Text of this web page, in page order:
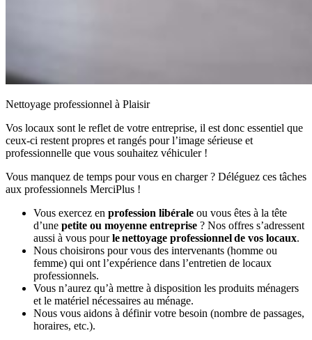
Nettoyage professionnel à Plaisir
Vos locaux sont le reflet de votre entreprise, il est donc essentiel que
ceux-ci restent propres et rangés pour l’image sérieuse et
professionnelle que vous souhaitez véhiculer !
Vous manquez de temps pour vous en charger ? Déléguez ces tâches
aux professionnels MerciPlus !
Vous exercez en profession libérale ou vous êtes à la tête
d’une petite ou moyenne entreprise ? Nos offres s’adressent
aussi à vous pourle nettoyage professionnel de vos locaux.
Nous choisirons pour vous des intervenants (homme ou
femme) qui ont l’expérience dans l’entretien de locaux
professionnels.
Vous n’aurez qu’à mettre à disposition les produits ménagers
et le matériel nécessaires au ménage.
Nous vous aidons à définir votre besoin (nombre de passages,
horaires, etc.).